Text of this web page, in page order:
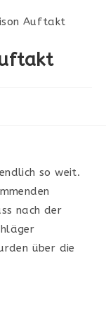
so weit.
nach der
über die